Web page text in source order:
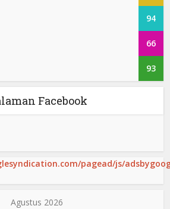
94
66
93
Facebook
pagead/js/
Agustus 2026